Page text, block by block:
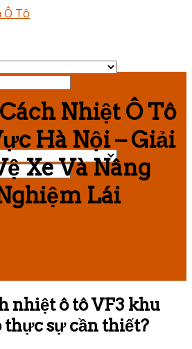
Nhiệt Ô Tô
Hà Nội – Giải
Xe Và Nâng
Lái
nhiệt ô tô VF3 khu
sự cần thiết?